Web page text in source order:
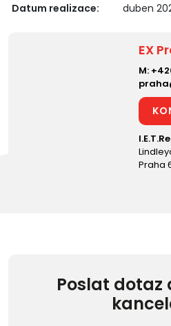
Datum realizace:
duben
EX
M:
Praha
Poslat dotaz